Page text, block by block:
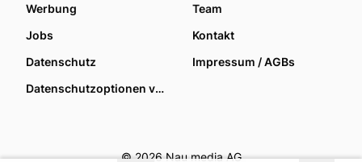
Werbung
Team
Jobs
Kontakt
Datenschutz
Impressum / AGBs
Datenschutzoptionen verwalten
© 2026 Nau media AG